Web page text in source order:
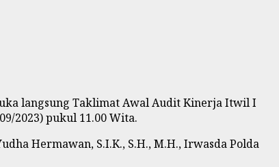
langsung Taklimat Awal Audit Kinerja Itwil I
2023) pukul 11.00 Wita.
Hermawan, S.I.K., S.H., M.H., Irwasda Polda